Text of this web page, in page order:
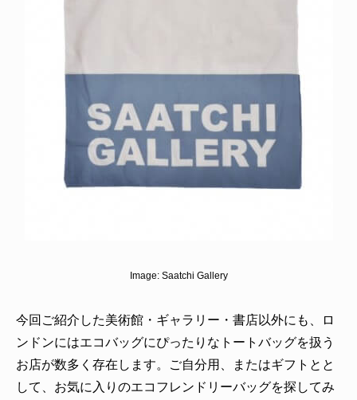
Image: Saatchi Gallery
今回ご紹介した美術館・ギャラリー・書店以外にも、ロ
ンドンにはエコバッグにぴったりなトートバッグを扱う
お店が数多く存在します。ご自分用、またはギフトとと
して、お気に入りのエコフレンドリーバッグを探してみ